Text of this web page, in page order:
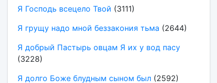
Я Господь всецело Твой (3111)
Я грущу надо мной беззакония тьма (2644)
Я добрый Пастырь овцам Я их у вод пасу
(3228)
Я долго Боже блудным сыном был(2592)